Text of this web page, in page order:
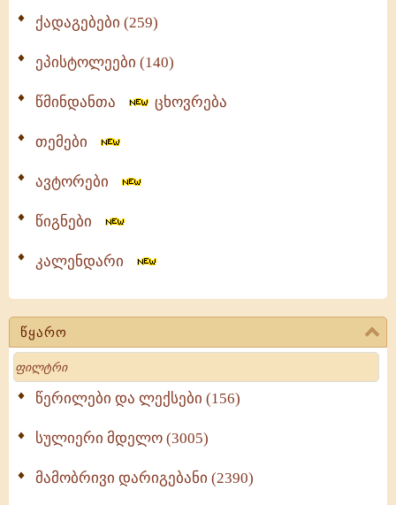
ქადაგებები (259)
ეპისტოლეები (140)
წმინდანთა ცხოვრება
თემები
ავტორები
წიგნები
კალენდარი
წყარო
Search
წერილები და ლექსები (156)
სულიერი მდელო (3005)
მამობრივი დარიგებანი (2390)